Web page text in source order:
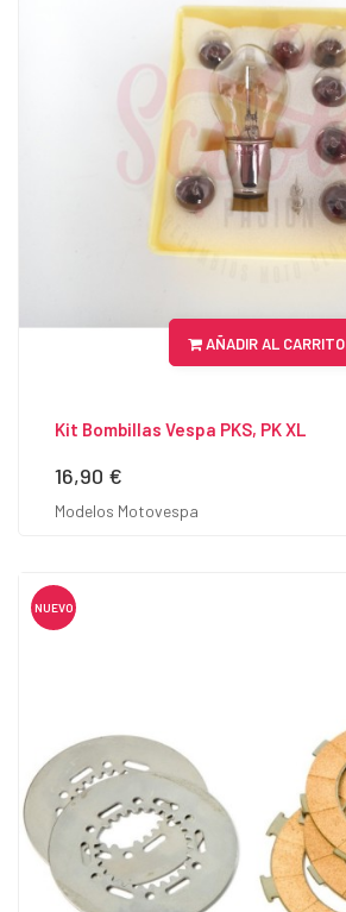
AÑADIR AL CARRITO
Kit Bombillas Vespa PKS, PK XL
Precio
16,90 €
Modelos Motovespa
NUEVO